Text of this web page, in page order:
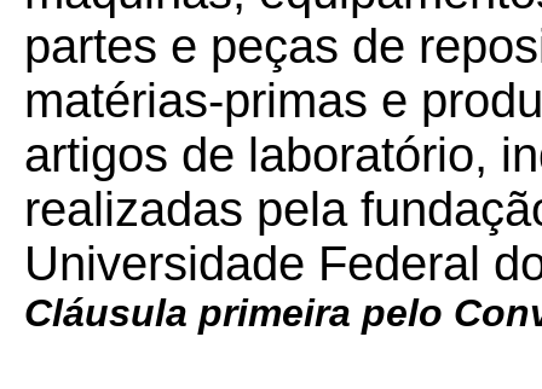
partes e peças de
matérias-primas e
artigos de laboratório,
realizadas pela
Universidade Federal
Cláusula primeira pelo